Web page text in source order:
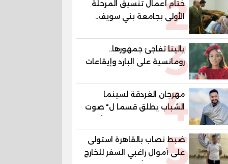
2
ختام أعمال تنسيق المرحلة
الأولى بجامعة بني سويف..
1148 طالبًا وطالبة سجلوا
رغباتهم
3
يالينا تفاجئ جمهورها..
رومانسية على البارد وإيقاعات
ساخنة في أحدث كليباتها
4
مهرجان الغردقة لسينما
الشباب يطلق قسما ل" صوت
السينما" ..وحمادة هلال أول
المكرمين
5
ضبط نصاب بالقاهرة استولى
على أموال راغبي السفر للخارج